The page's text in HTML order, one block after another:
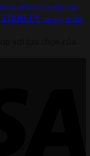
trục vít Máy siết bu lông máy
STANLEY Tiến Đạt xe đẩy